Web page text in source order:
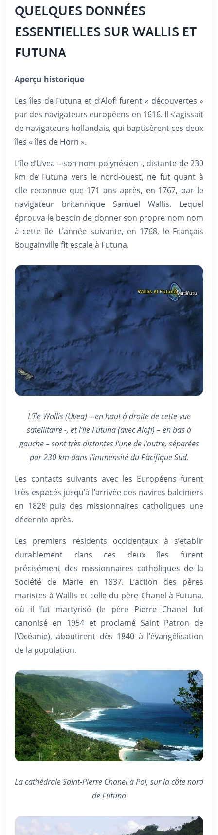
QUELQUES DONNÉES
ESSENTIELLES SUR WALLIS ET
FUTUNA
Aperçu historique
Les îles de Futuna et d’Alofi furent « découvertes »
par des navigateurs européens en 1616. Il s’agissait
de navigateurs hollandais, qui baptisèrent ces deux
îles « îles de Horn ».
L’île d’Uvea – son nom polynésien -, distante de 230
km de Futuna vers le nord-ouest, ne fut quant à
elle reconnue que 171 ans après, en 1767, par le
navigateur britannique Samuel Wallis. Lequel
éprouva le besoin de donner son propre nom nom
à cette île. L’année suivante, en 1768, le Français
Bougainville fit escale à Futuna.
L’île Wallis (Uvea) – en haut à droite de cette vue
satellitaire -, et l’île Futuna (avec Alofi) – en bas à
gauche – sont très distantes l’une de l’autre, séparées
par 230 km dans l’immensité du Pacifique Sud.
Les contacts suivants avec les Européens furent
très espacés jusqu’à l’arrivée des navires baleiniers
en 1828 puis des missionnaires catholiques une
décennie après.
Les premiers résidents occidentaux à s’établir
durablement dans ces deux îles furent
précisément des missionnaires catholiques de la
Société de Marie en 1837. L’action des pères
maristes à Wallis et celle du père Chanel à Futuna,
où il fut martyrisé (le père Pierre Chanel fut
canonisé en 1954 et proclamé Saint Patron de
l’Océanie), aboutirent dès 1840 à l’évangélisation
de la population.
La cathédrale Saint-Pierre Chanel à Poi, sur la côte nord
de Futuna